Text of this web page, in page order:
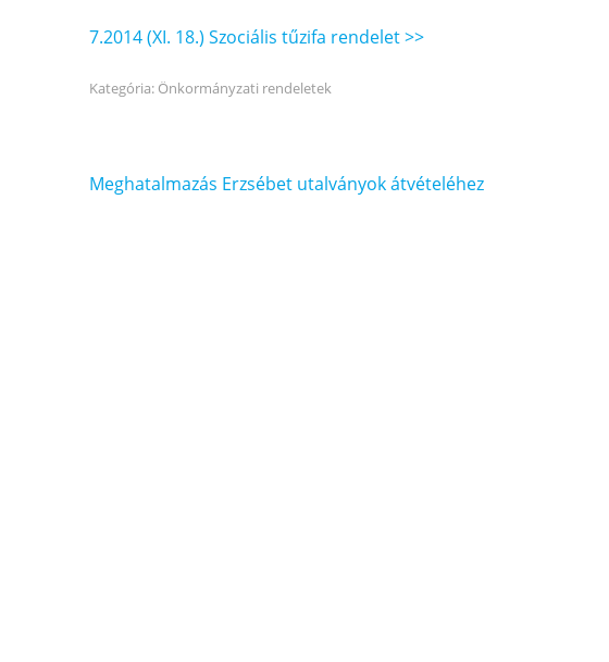
7.2014 (XI. 18.) Szociális tűzifa rendelet >>
Kategória: Önkormányzati rendeletek
Bejegyzés
Meghatalmazás Erzsébet utalványok átvételéhez